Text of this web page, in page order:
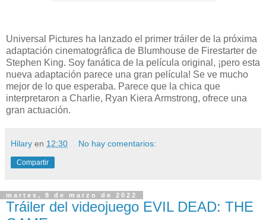
Universal Pictures ha lanzado el primer tráiler de la próxima
adaptación cinematográfica de Blumhouse de Firestarter de
Stephen King. Soy fanática de la película original, ¡pero esta
nueva adaptación parece una gran película! Se ve mucho
mejor de lo que esperaba. Parece que la chica que
interpretaron a Charlie, Ryan Kiera Armstrong, ofrece una
gran actuación.
Hilary en 12:30 No hay comentarios:
Compartir
martes, 8 de marzo de 2022
Tráiler del videojuego EVIL DEAD: THE